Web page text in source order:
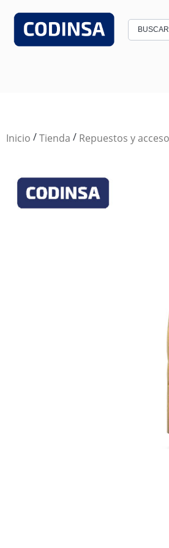
Inicio /Tienda / Repuestos y